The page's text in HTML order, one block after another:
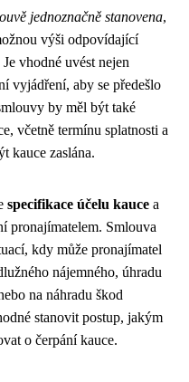
jednoznačně stanovena,
výši odpovídající
vhodné uvést nejen
vyjádření, aby se předešlo
by měl být také
včetně termínu splatnosti a
kauce zaslána.
specifikace účelu kauce a
pronajímatelem. Smlouva
kdy může pronajímatel
nájemného, úhradu
na náhradu škod
stanovit postup, jakým
o čerpání kauce.